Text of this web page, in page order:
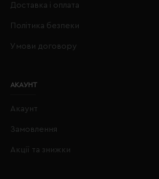
Доставка і оплата
Політика безпеки
Умови договору
АКАУНТ
Акаунт
Замовлення
Акції та знижки